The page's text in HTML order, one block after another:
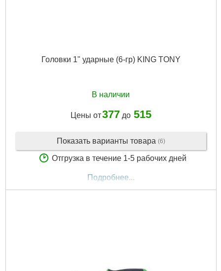
Головки 1" ударные (6-гр) KING TONY
В наличии
Цены от377 до 515
Показать варианты товара (6)
Отгрузка в течение 1-5 рабочих дней
Подробнее...